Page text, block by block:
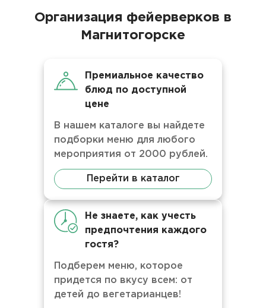
Организация фейерверков в
Магнитогорске
Премиальное качество
блюд по доступной
цене
В нашем каталоге вы найдете
подборки меню для любого
мероприятия от 2000 рублей.
Перейти в каталог
Не знаете, как учесть
предпочтения каждого
гостя?
Подберем меню, которое
придется по вкусу всем: от
детей до вегетарианцев!